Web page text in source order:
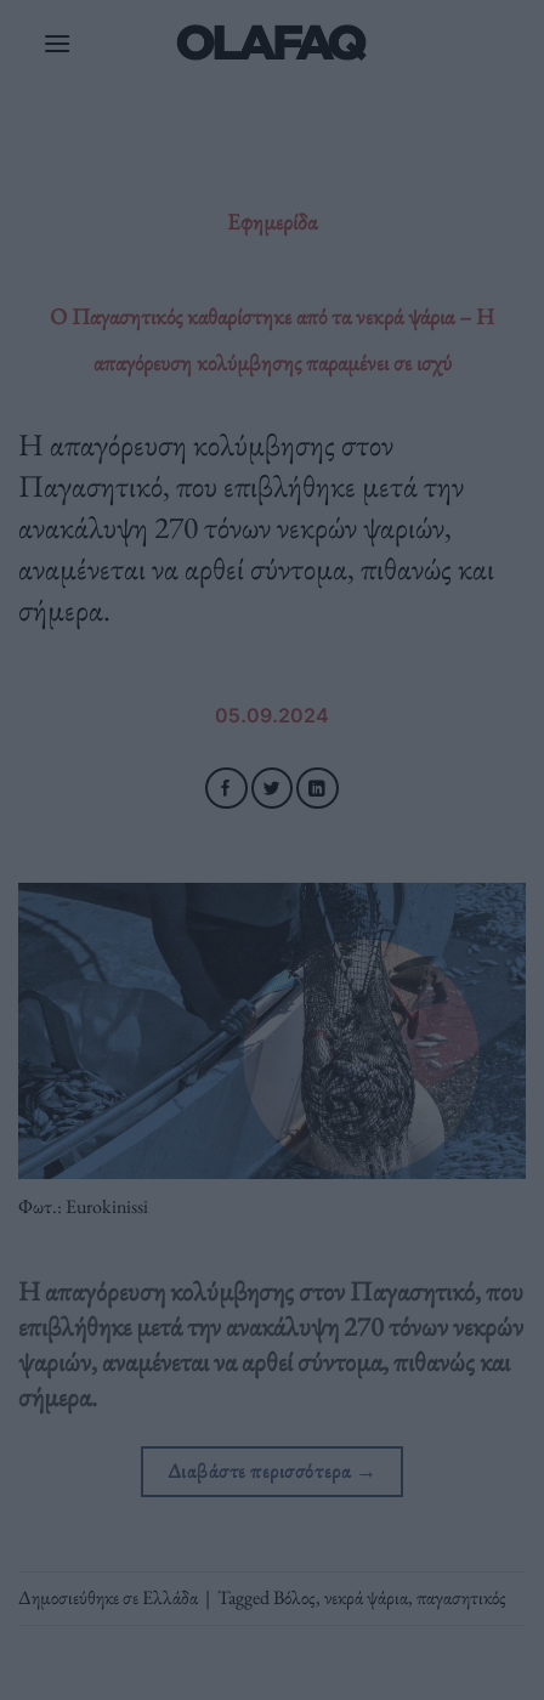
Εφημερίδα
Ο Παγασητικός καθαρίστηκε από τα νεκρά ψάρια – Η
απαγόρευση κολύμβησης παραμένει σε ισχύ
Η απαγόρευση κολύμβησης στον
Παγασητικό, που επιβλήθηκε μετά την
ανακάλυψη 270 τόνων νεκρών ψαριών,
αναμένεται να αρθεί σύντομα, πιθανώς και
σήμερα.
05.09.2024
Φωτ.: Eurokinissi
Η απαγόρευση κολύμβησης στον Παγασητικό, που
επιβλήθηκε μετά την ανακάλυψη 270 τόνων νεκρών
ψαριών, αναμένεται να αρθεί σύντομα, πιθανώς και
σήμερα.
Διαβάστε περισσότερα →
Δημοσιεύθηκε σεΕλλάδα | TaggedΒόλος,νεκρά ψάρια,παγασητικός